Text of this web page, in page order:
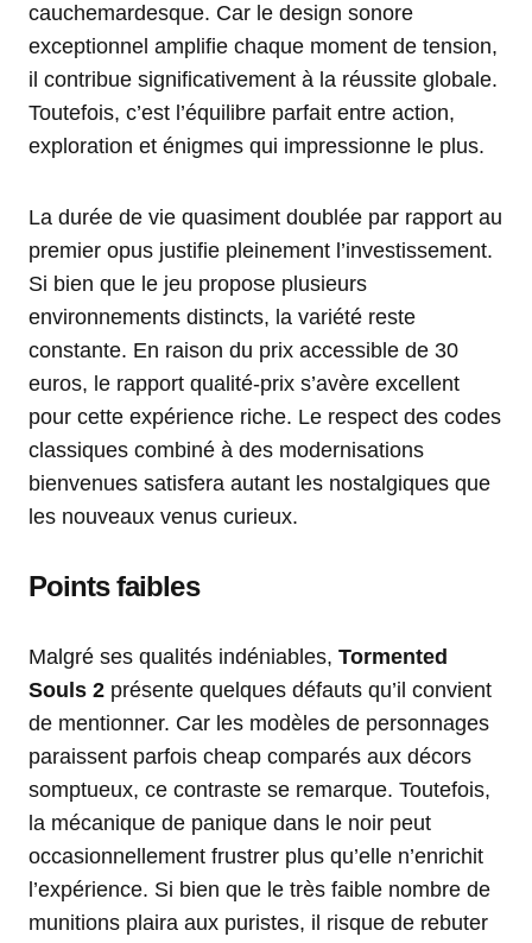
cauchemardesque. Car le design sonore
exceptionnel amplifie chaque moment de tension,
il contribue significativement à la réussite globale.
Toutefois, c’est l’équilibre parfait entre action,
exploration et énigmes qui impressionne le plus.
La durée de vie quasiment doublée par rapport au
premier opus justifie pleinement l’investissement.
Si bien que le jeu propose plusieurs
environnements distincts, la variété reste
constante. En raison du prix accessible de 30
euros, le rapport qualité-prix s’avère excellent
pour cette expérience riche. Le respect des codes
classiques combiné à des modernisations
bienvenues satisfera autant les nostalgiques que
les nouveaux venus curieux.
Points faibles
Malgré ses qualités indéniables, Tormented
Souls 2 présente quelques défauts qu’il convient
de mentionner. Car les modèles de personnages
paraissent parfois cheap comparés aux décors
somptueux, ce contraste se remarque. Toutefois,
la mécanique de panique dans le noir peut
occasionnellement frustrer plus qu’elle n’enrichit
l’expérience. Si bien que le très faible nombre de
munitions plaira aux puristes, il risque de rebuter